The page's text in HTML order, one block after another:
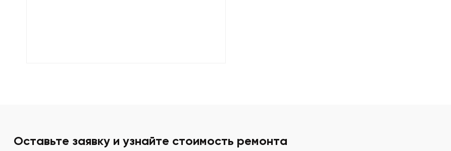
Оставьте заявку и узнайте стоимость ремонта